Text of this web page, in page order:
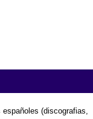
(discografias,